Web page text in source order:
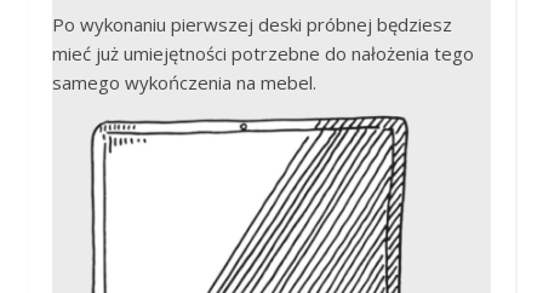
Po wykonaniu pierwszej deski próbnej będziesz
mieć już umiejętności potrzebne do nałożenia tego
samego wykończenia na mebel.